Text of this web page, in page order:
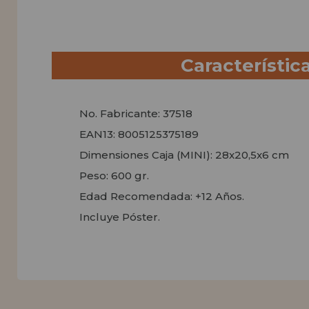
No. Fabricante: 37518
EAN13: 8005125375189
Dimensiones Caja (MINI): 28x20,5x6 cm
Peso: 600 gr.
Edad Recomendada: +12 Años.
Incluye Póster.